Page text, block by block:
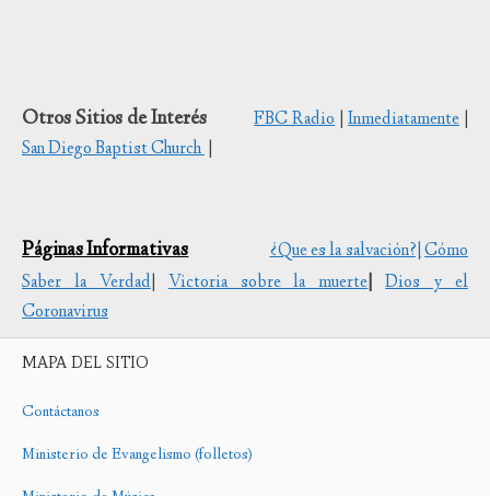
Otros Sitios de Interés FBC Radio|Inmediatamente
San Diego Baptist Church
Páginas Informativas ¿Que es la salvación?|Cómo
Saber la Verdad|Victoria sobre la muerte|
Dios y el
Coronavirus
MAPA DEL SITIO
Contáctanos
Ministerio de Evangelismo (folletos)